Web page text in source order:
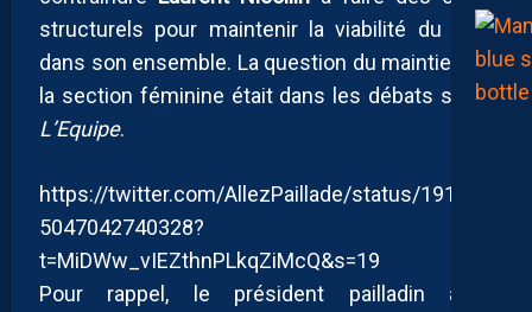
structurels pour maintenir la viabilité du club
dans son ensemble. La question du maintien de
la section féminine était dans les débats selon
L’Equipe.
https://twitter.com/AllezPaillade/status/191710
5047042740328?
t=MiDWw_vIEZthnPLkqZiMcQ&s=19
Pour rappel, le président pailladin avait